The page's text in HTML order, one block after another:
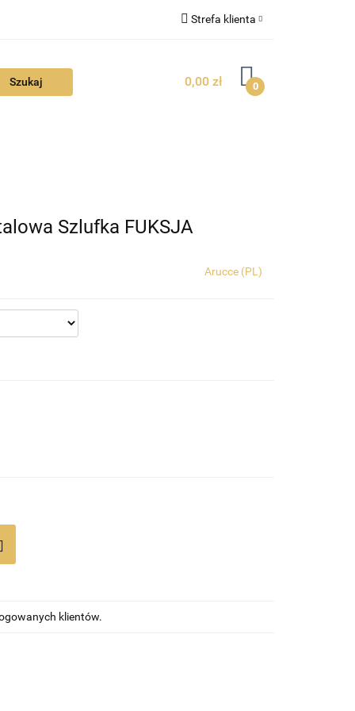
Strefa klienta
Zarejestruj się
0,00 zł 0
Szlufka FUKSJA
Arucce (PL)
klientów.